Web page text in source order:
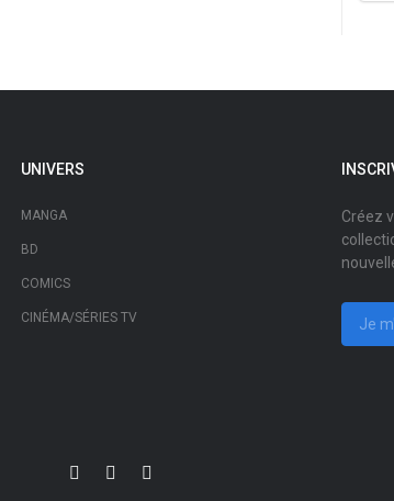
UNIVERS
MANGA
BD
COMICS
CINÉMA/SÉRIES TV
Créez
Je